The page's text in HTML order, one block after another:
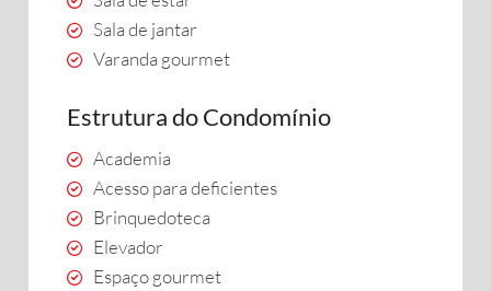
Sala de jantar
Varanda gourmet
Estrutura do Condomínio
Academia
Acesso para deficientes
Brinquedoteca
Elevador
Espaço gourmet